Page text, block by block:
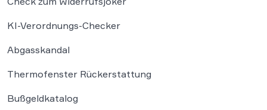
KI-Verordnungs-Checker
Abgasskandal
Thermofenster Rückerstattung
Bußgeldkatalog